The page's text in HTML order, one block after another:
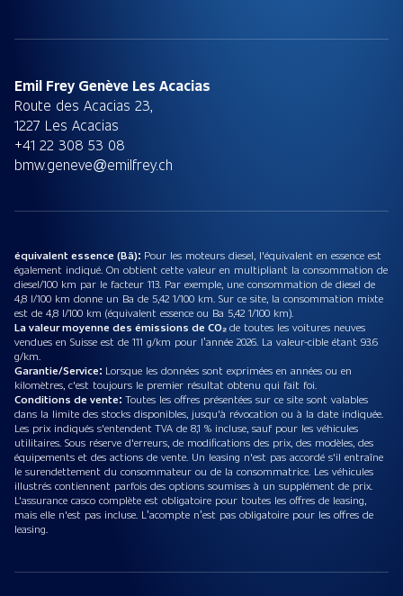
Emil Frey Genève Les Acacias
Route des Acacias 23,
1227 Les Acacias
+41 22 308 53 08
bmw.geneve@emilfrey.ch
équivalent essence (Bä): Pour les moteurs diesel, l'équivalent en essence est
également indiqué. On obtient cette valeur en multipliant la consommation de
diesel/100 km par le facteur 113. Par exemple, une consommation de diesel de
4,8 l/100 km donne un Ba de 5,42 1/100 km. Sur ce site, la consommation mixte
est de 4,8 l/100 km (équivalent essence ou Ba 5,42 1/100 km).
La valeur moyenne des émissions de CO₂de toutes les voitures neuves
vendues en Suisse est de 111 g/km pour l’année 2026. La valeur-cible étant 93.6
g/km.
Garantie/Service: Lorsque les données sont exprimées en années ou en
kilomètres, c'est toujours le premier résultat obtenu qui fait foi.
Conditions de vente: Toutes les offres présentées sur ce site sont valables
dans la limite des stocks disponibles, jusqu'à révocation ou à la date indiquée.
Les prix indiqués s'entendent TVA de 8,1 % incluse, sauf pour les véhicules
utilitaires. Sous réserve d'erreurs, de modifications des prix, des modèles, des
équipements et des actions de vente. Un leasing n'est pas accordé s'il entraîne
le surendettement du consommateur ou de la consommatrice. Les véhicules
illustrés contiennent parfois des options soumises à un supplément de prix.
L'assurance casco complète est obligatoire pour toutes les offres de leasing,
mais elle n'est pas incluse. L’acompte n’est pas obligatoire pour les offres de
leasing.